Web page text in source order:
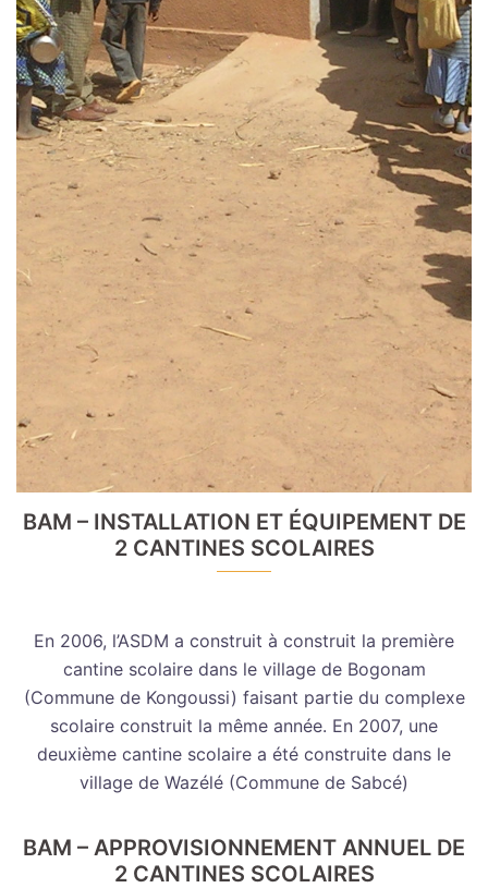
BAM – INSTALLATION ET ÉQUIPEMENT DE
2 CANTINES SCOLAIRES
En 2006, l’ASDM a construit à construit la première
cantine scolaire dans le village de Bogonam
(Commune de Kongoussi) faisant partie du complexe
scolaire construit la même année. En 2007, une
deuxième cantine scolaire a été construite dans le
village de Wazélé (Commune de Sabcé)
BAM – APPROVISIONNEMENT ANNUEL DE
2 CANTINES SCOLAIRES